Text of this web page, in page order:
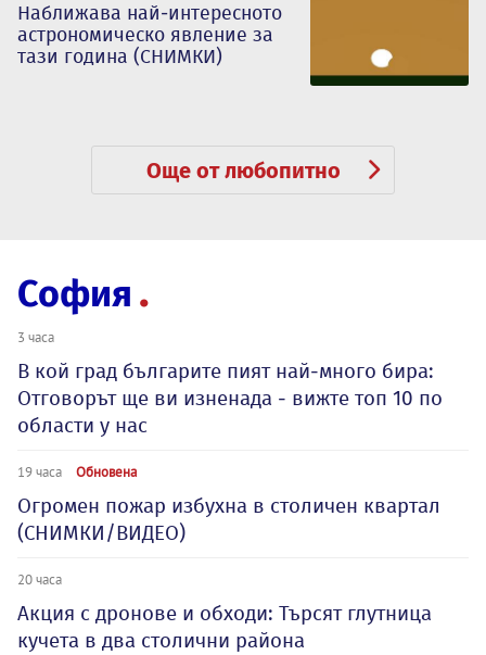
Наближава най-интересното
астрономическо явление за
тази година (СНИМКИ)
Още от любопитно
София
3 часа
В кой град българите пият най-много бира:
Отговорът ще ви изненада - вижте топ 10 по
области у нас
19 часа Обновена
Огромен пожар избухна в столичен квартал
(СНИМКИ/ВИДЕО)
20 часа
Акция с дронове и обходи: Търсят глутница
кучета в два столични района